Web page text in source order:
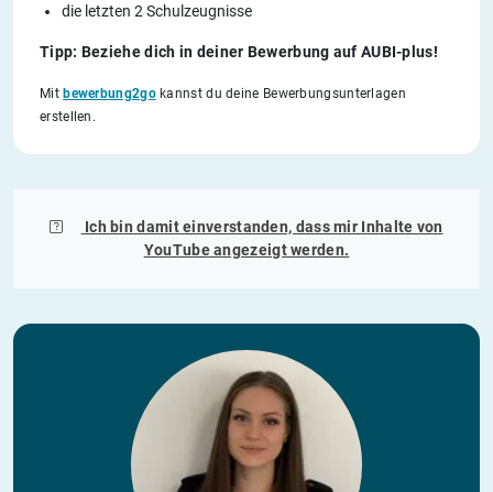
die letzten 2 Schulzeugnisse
Tipp: Beziehe dich in deiner Bewerbung auf AUBI-plus!
Mitbewerbung2gokannst du deine Bewerbungsunterlagen
erstellen.
Ich bin damit einverstanden, dass mir Inhalte von
YouTubeangezeigt werden.